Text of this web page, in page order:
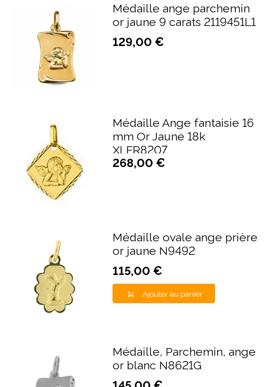
Médaille ange parchemin
or jaune 9 carats 2119451L1
129,00 €
Médaille Ange fantaisie 16
mm Or Jaune 18k
XLFR8207
268,00 €
Médaille ovale ange prière
or jaune N9492
115,00 €
Ajouter au panier
Médaille, Parchemin, ange
or blanc N8621G